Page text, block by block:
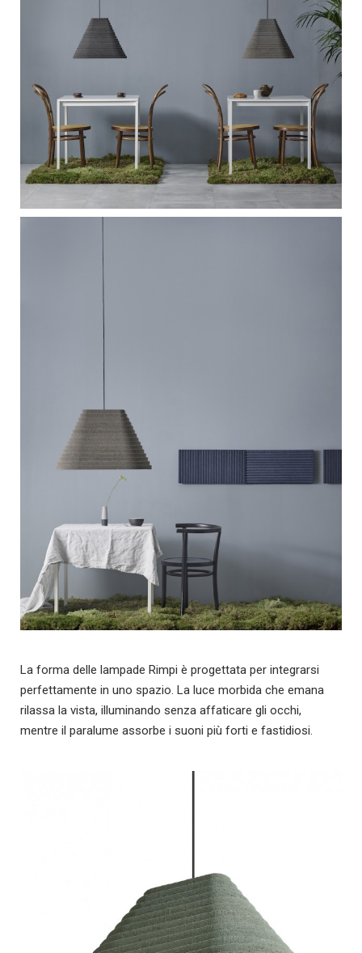
La forma delle lampade Rimpi è progettata per integrarsi
perfettamente in uno spazio. La luce morbida che emana
rilassa la vista, illuminando senza affaticare gli occhi,
mentre il paralume assorbe i suoni più forti e fastidiosi.